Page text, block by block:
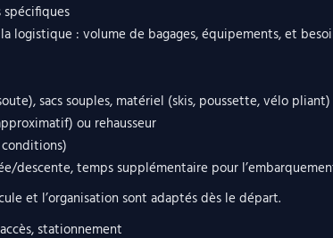
spécifiques
logistique : volume de bagages, équipements, et
sacs souples, matériel (skis, poussette, vélo pliant)
ou rehausseur
descente, temps supplémentaire pour
et l’organisation sont adaptés dès le départ.
stationnement